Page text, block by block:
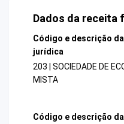
Dados da receita
Código e descrição
jurídica
203 | SOCIEDADE DE
MISTA
Código e descrição